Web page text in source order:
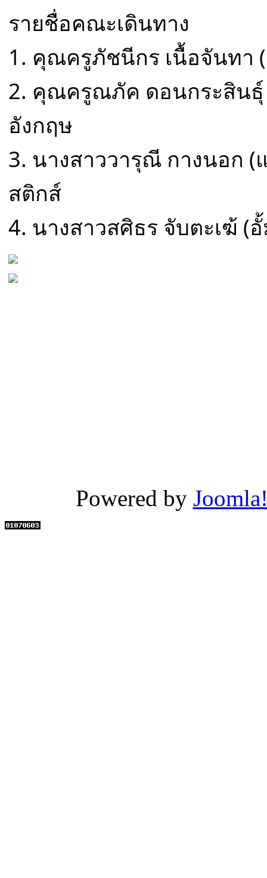
รายชื่อคณะเดินทาง
1. คุณครูภัชนีกร เนื้อจันทา
2. คุณครูณภัค ดอนกระสินธุ์
อังกฤษ
3. นางสาววารุณี กางนอก
สติกส์
4. นางสาวสศิธร จับตะเฆ้ (
Powered by